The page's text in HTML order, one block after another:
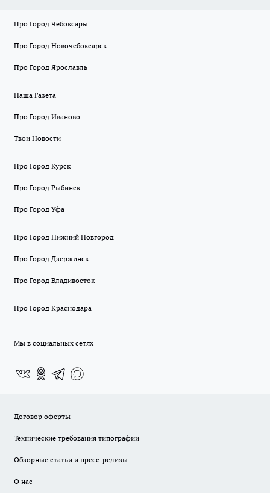
Про Город Чебоксары
Про Город Новочебоксарск
Про Город Ярославль
Наша Газета
Про Город Иваново
Твои Новости
Про Город Курск
Про Город Рыбинск
Про Город Уфа
Про Город Нижний Новгород
Про Город Дзержинск
Про Город Владивосток
Про Город Краснодара
Мы в социальных сетях
Договор оферты
Технические требования типографии
Обзорные статьи и пресс-релизы
О нас